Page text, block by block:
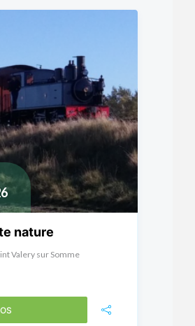
nature
Valery sur Somme